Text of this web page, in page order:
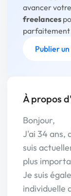
avancer
freelances
parfaitement
Publier
À propos
Bonjour,
J'ai 34 ans,
suis
plus
Je suis
individuelle